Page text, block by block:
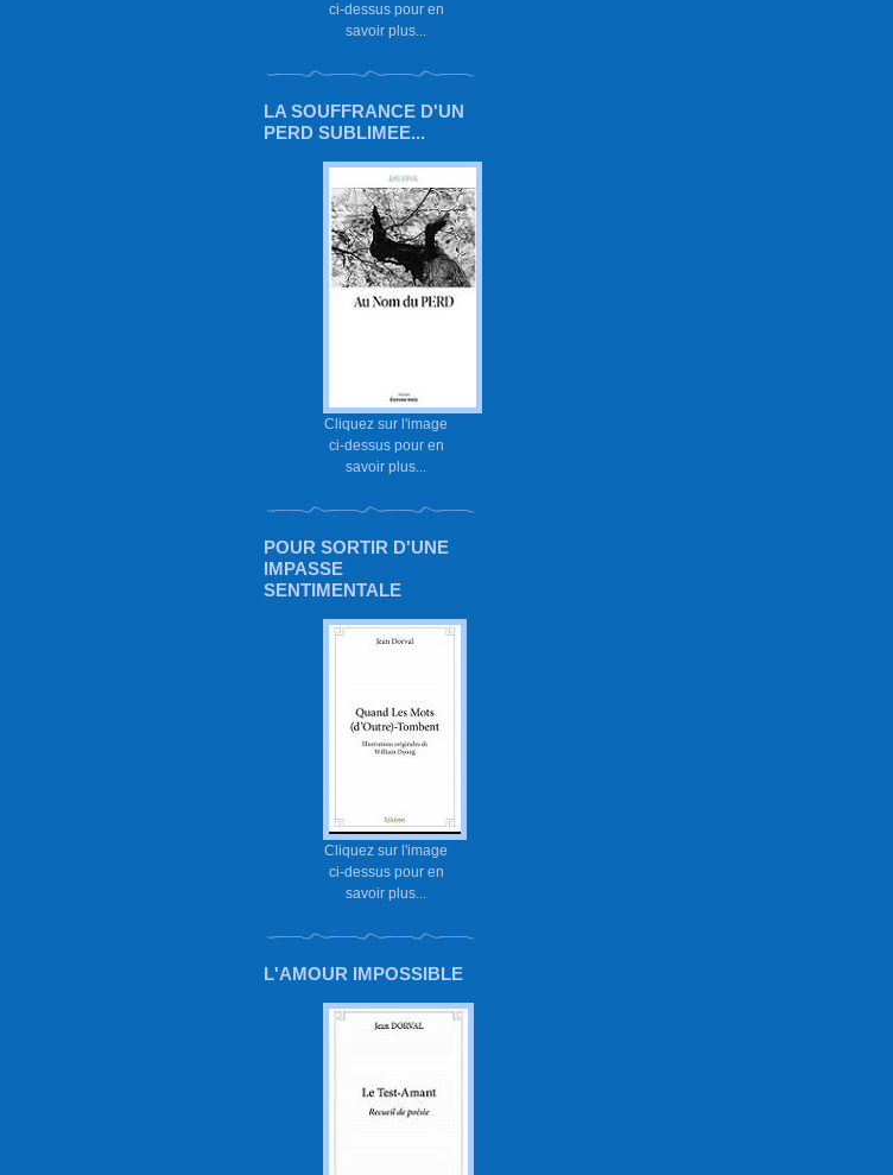
ci-dessus pour en
savoir plus...
LA SOUFFRANCE D'UN
PERD SUBLIMEE...
Cliquez sur l'image
ci-dessus pour en
savoir plus...
POUR SORTIR D'UNE
IMPASSE
SENTIMENTALE
Cliquez sur l'image
ci-dessus pour en
savoir plus...
L'AMOUR IMPOSSIBLE